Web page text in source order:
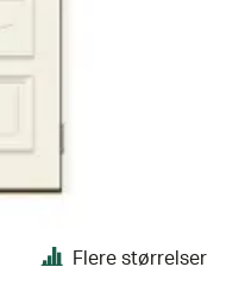
Flere størrelser